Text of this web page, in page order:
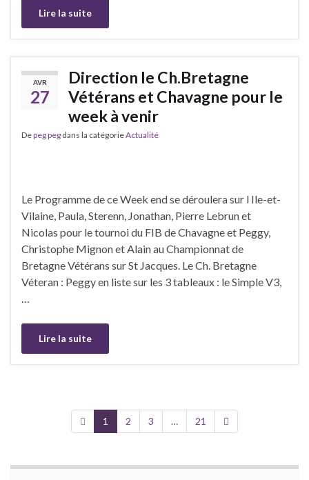
Lire la suite
AVR
27
Direction le Ch.Bretagne
Vétérans et Chavagne pour le
week à venir
Depeg peg dans la catégorieActualité
Le Programme de ce Week end se déroulera sur l Ile-et-
Vilaine, Paula, Sterenn, Jonathan, Pierre Lebrun et
Nicolas pour le tournoi du FIB de Chavagne et Peggy,
Christophe Mignon et Alain au Championnat de
Bretagne Vétérans sur St Jacques. Le Ch. Bretagne
Véteran : Peggy en liste sur les 3 tableaux : le Simple V3,
…
Lire la suite
1 2 3 … 21